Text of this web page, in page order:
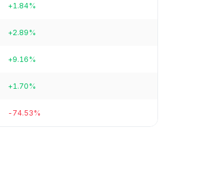
+1.84%
+2.89%
+9.16%
+1.70%
-74.53%